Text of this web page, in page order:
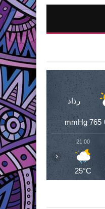
رذاذ
765
mmHg
21:00
25°C
22:00
24°C
23:00
24°C
‹